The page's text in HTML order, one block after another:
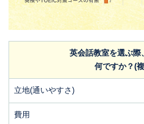
英会話教室を選ぶ際
何ですか？(
立地(通いやすさ)
費用